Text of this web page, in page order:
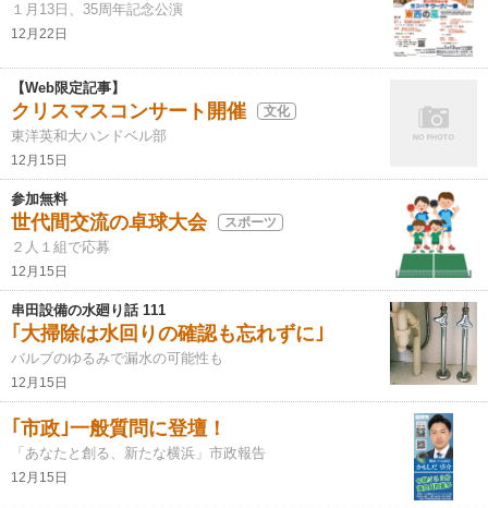
１月13日、35周年記念公演
12月22日
【Web限定記事】
クリスマスコンサート開催 文化
東洋英和大ハンドベル部
12月15日
参加無料
世代間交流の卓球大会 スポーツ
２人１組で応募
12月15日
串田設備の水廻り話 111
｢大掃除は水回りの確認も忘れずに｣
バルブのゆるみで漏水の可能性も
12月15日
｢市政｣一般質問に登壇！
「あなたと創る、新たな横浜」市政報告
12月15日